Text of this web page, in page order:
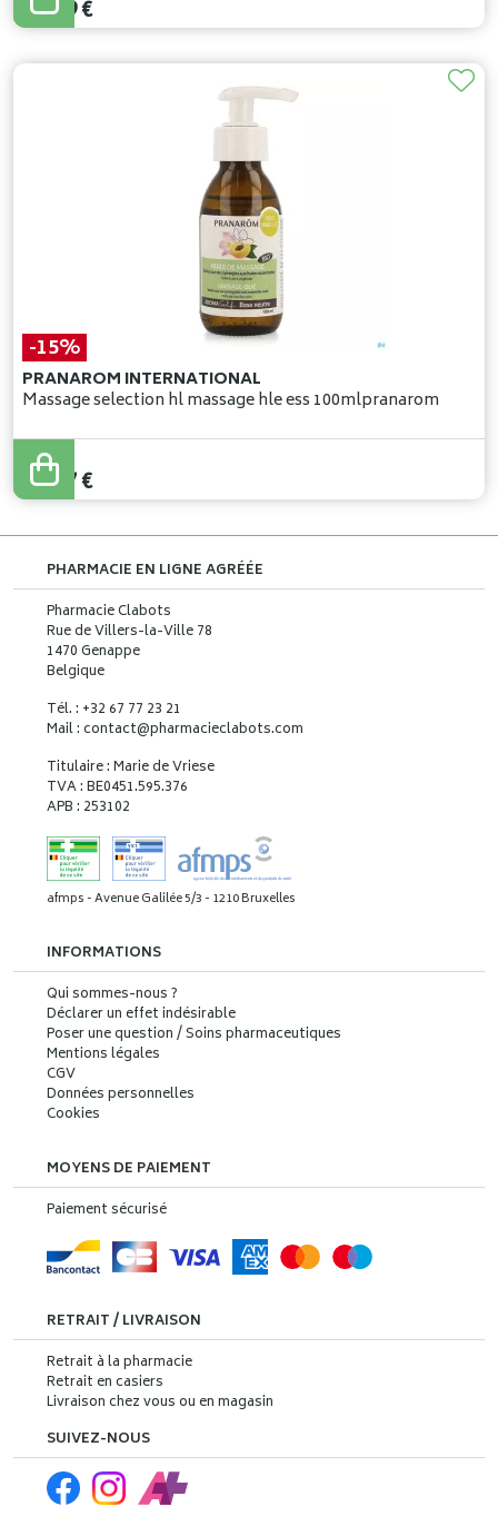
13,09€
-15%
PRANAROM INTERNATIONAL
Massage selection hl massage hle ess 100mlpranarom
13,50
11,47€
PHARMACIE EN LIGNE AGRÉÉE
Pharmacie Clabots
Rue de Villers-la-Ville 78
1470 Genappe
Belgique
Tél. : +32 67 77 23 21
Mail : contact@pharmacieclabots.com
Titulaire : Marie de Vriese
TVA : BE0451.595.376
APB : 253102
afmps - Avenue Galilée 5/3 - 1210 Bruxelles
INFORMATIONS
Qui sommes-nous ?
Déclarer un effet indésirable
Poser une question / Soins pharmaceutiques
Mentions légales
CGV
Données personnelles
Cookies
MOYENS DE PAIEMENT
Paiement sécurisé
RETRAIT / LIVRAISON
Retrait à la pharmacie
Retrait en casiers
Livraison chez vous ou en magasin
SUIVEZ-NOUS